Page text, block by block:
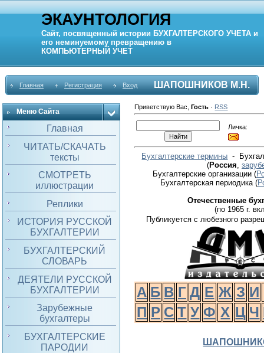
ЭКАУНТОЛОГИЯ
Сайт, посвященный истории БУХГАЛТЕРСКОГО УЧЕТА и
его неминуемому превращению в
КОМПЬЮТЕРНЫЙ УЧЕТ
Главная Регистрация Вход ШАПОШНИКОВ М.Н.
Меню Сайта
Главная
ЧИТАТЬ/СКАЧАТЬ
тексты
СМОТРЕТЬ
иллюстрации
Реплики
ИСТОРИЯ РУССКОЙ
БУХГАЛТЕРИИ
БУХГАЛТЕРСКИЙ
СЛОВАРЬ
ДЕЯТЕЛИ РУССКОЙ
БУХГАЛТЕРИИ
Зарубежные
бухгалтеры
БУХГАЛТЕРСКИЕ
ПАРОДИИ
Приветствую Вас ,Гость · RSS
Личка:
Бухгалтерские термины -
(Россия
Бухгалтерские организации (
Бухгалтерская периодика(
Отечественные
(по 1965 г.
Публикуется с любезного
А Б В Г Д Е Ж З И
П Р С Т У Ф Х Ц Ч